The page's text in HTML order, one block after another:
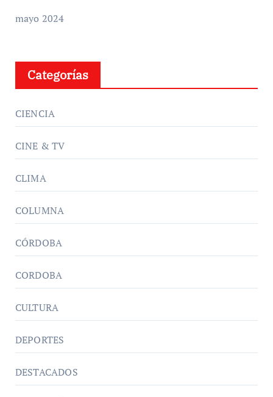
mayo 2024
Categorías
CIENCIA
CINE & TV
CLIMA
COLUMNA
CÓRDOBA
CORDOBA
CULTURA
DEPORTES
DESTACADOS